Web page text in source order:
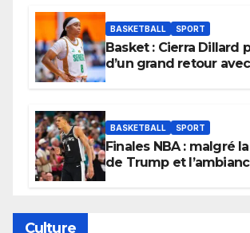
BASKETBALL SPORT
Basket : Cierra Dillard
d’un grand retour
BASKETBALL SPORT
Finales NBA : malgré
de Trump et
Culture